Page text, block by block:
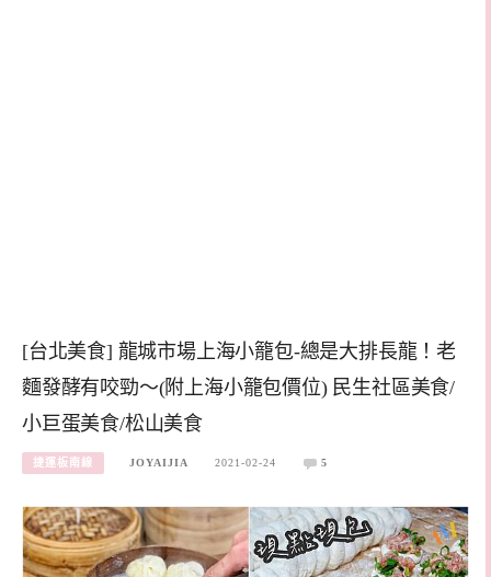
[台北美食] 龍城市場上海小籠包-總是大排長龍！老
麵發酵有咬勁～(附上海小籠包價位) 民生社區美食/
小巨蛋美食/松山美食
捷運板南線 JOYAIJIA 2021-02-24 5